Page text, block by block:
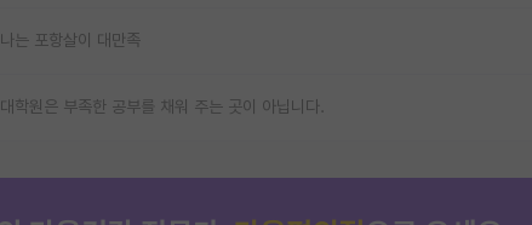
나는 포항살이 대만족
대학원은 부족한 공부를 채워 주는 곳이 아닙니다.